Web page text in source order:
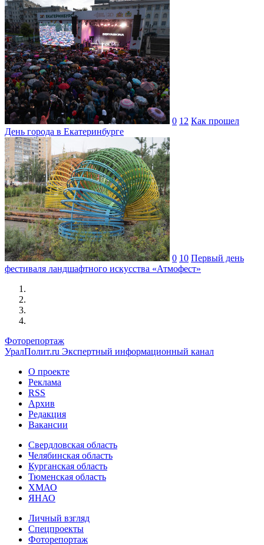
0 12 Как прошел
День города в Екатеринбурге
0 10 Первый день
фестиваля ландшафтного искусства «Атмофест»
Фоторепортаж
УралПолит.ru Экспертный информационный канал
О проекте
Реклама
RSS
Архив
Редакция
Вакансии
Свердловская область
Челябинская область
Курганская область
Тюменская область
ХМАО
ЯНАО
Личный взгляд
Спецпроекты
Фоторепортаж